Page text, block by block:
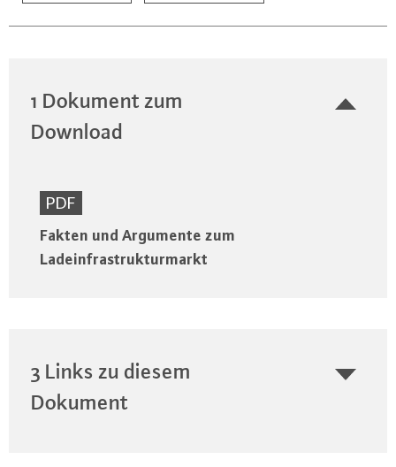
1 Dokument zum
Download
PDF
Fakten und Argumente zum
Ladeinfrastrukturmarkt
3 Links zu diesem
Dokument